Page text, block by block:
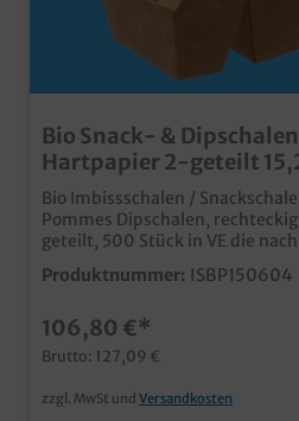
Bio Snack- &
Hartpapier 2-geteilt
Bio Imbissschalen /
Pommes Dipschalen,
geteilt, 500 Stück in VE die nachhaltige Variante zu den
bekannten PP Imbissschalen / A Schalen
abbaubarem, unbeschichtetem
Food Truck, Kantine, usw. in verschiedenen Größen und
auch Unterteilungen erhältlich
Produktnummer: ISBP150604
106,80 €*
Brutto: 127,09 €
zzgl. MwSt und Versandkosten